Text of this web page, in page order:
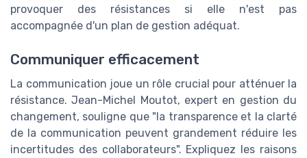
provoquer des résistances si elle n'est pas
accompagnée d'un plan de gestion adéquat.
Communiquer efficacement
La communication joue un rôle crucial pour atténuer la
résistance. Jean-Michel Moutot, expert en gestion du
changement, souligne que "la transparence et la clarté
de la communication peuvent grandement réduire les
incertitudes des collaborateurs". Expliquez les raisons